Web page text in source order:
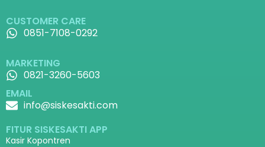
CUSTOMER CARE
0851-7108-0292
MARKETING
0821-3260-5603
EMAIL
info@siskesakti.com
FITUR SISKESAKTI APP
Kasir Kopontren